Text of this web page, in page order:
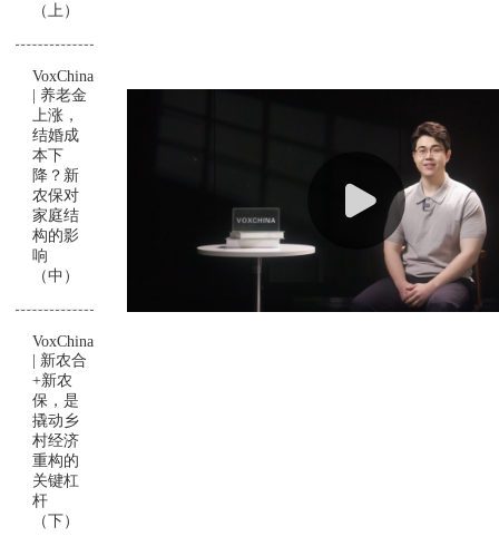
（上）
VoxChina
| 养老金
上涨，
结婚成
本下
降？新
农保对
家庭结
构的影
响
（中）
VoxChina
| 新农合
+新农
保，是
撬动乡
村经济
重构的
关键杠
杆
（下）